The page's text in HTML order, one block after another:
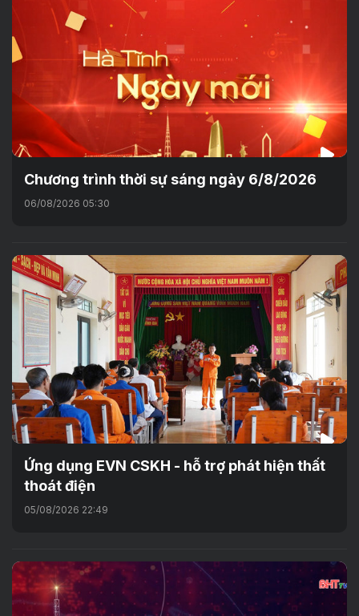
Chương trình thời sự sáng ngày 6/8/2026
06/08/2026 05:30
Ứng dụng EVN CSKH - hỗ trợ phát hiện thất
thoát điện
05/08/2026 22:49